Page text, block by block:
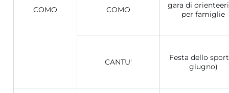
COMO COMO
gara di
per famiglie
CANTU'
Festa dello
giugno)